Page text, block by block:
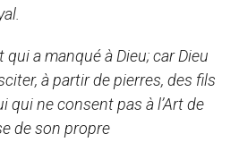
qui a manqué à Dieu; car Dieu
à partir de pierres, des fils
qui ne consent pas à l’Art de
de son propre